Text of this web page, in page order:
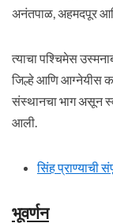
अनंतपाळ, अहमदपूर
त्याचा पश्‍चिमेस
जिल्हे आणि आग्नेयीस
संस्थानचा भाग असून
आली.
सिंह प्राण्याची
भूवर्णन